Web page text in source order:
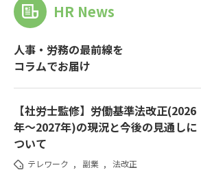
HR News
人事・労務の最前線を
コラムでお届け
【社労士監修】労働基準法改正(2026
年～2027年)の現況と今後の見通しに
ついて
テレワーク , 副業 , 法改正